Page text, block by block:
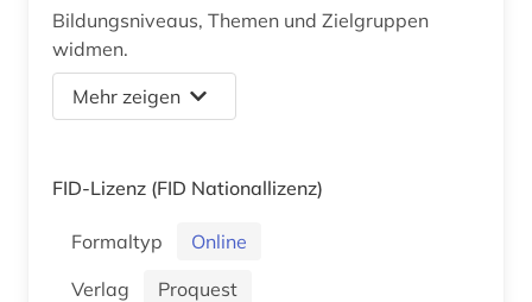
Bildungsniveaus, Themen und Zielgruppen
widmen.
Mehr zeigen
FID-Lizenz (FID Nationallizenz)
Formaltyp
Online
Verlag
Proquest